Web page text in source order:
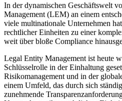
In der dynamischen Geschäftswelt
Management (LEM) an einem
viele multinationale Unternehmen
rechtlicher Einheiten zu einer
weit über bloße Compliance
Legal Entity Management ist heute
Schlüsselrolle in der Einhaltung
Risikomanagement und in der
einem Umfeld, das durch sich
zunehmende